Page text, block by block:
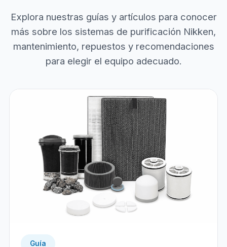
Explora nuestras guías y artículos para conocer
más sobre los sistemas de purificación Nikken,
mantenimiento, repuestos y recomendaciones
para elegir el equipo adecuado.
Guía